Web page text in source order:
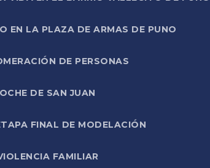
EN LA PLAZA DE ARMAS DE PUNO
DE PERSONAS
DE SAN JUAN
FINAL DE MODELACIÓN
FAMILIAR